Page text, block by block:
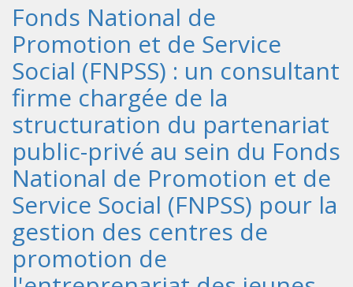
Fonds National de
Promotion et de Service
Social (FNPSS) : un consultant
firme chargée de la
structuration du partenariat
public-privé au sein du Fonds
National de Promotion et de
Service Social (FNPSS) pour la
gestion des centres de
promotion de